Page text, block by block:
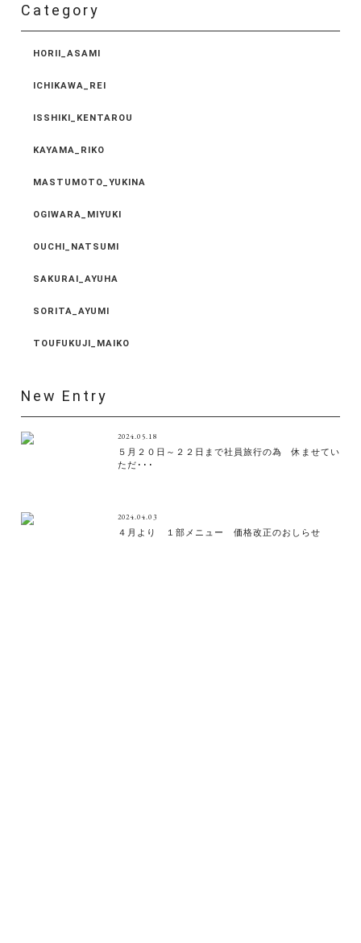
Category
HORII_ASAMI
ICHIKAWA_REI
ISSHIKI_KENTAROU
KAYAMA_RIKO
MASTUMOTO_YUKINA
OGIWARA_MIYUKI
OUCHI_NATSUMI
SAKURAI_AYUHA
SORITA_AYUMI
TOUFUKUJI_MAIKO
New Entry
2024.05.18
５月２０日～２２日まで社員旅行の為 休ませてい
ただ･･･
2024.04.03
４月より １部メニュー 価格改正のおしらせ